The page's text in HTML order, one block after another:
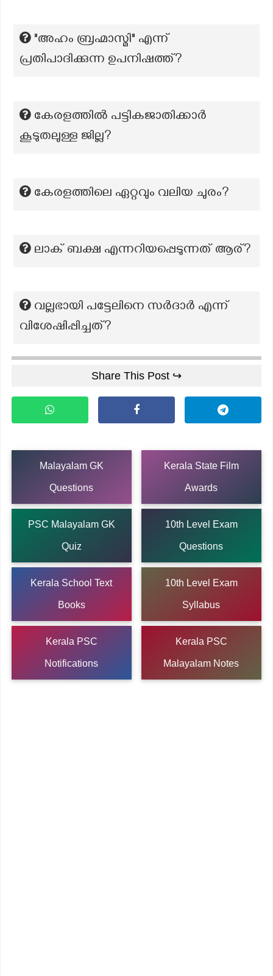
"അഹം ബ്രഹ്മാസ്മി" എന്ന്
പ്രതിപാദിക്കുന്ന ഉപനിഷത്ത്?
കേരളത്തിൽ പട്ടികജാതിക്കാർ
കൂടുതലുള്ള ജില്ല?
കേരളത്തിലെ ഏറ്റവും വലിയ ചുരം?
ലാക് ബക്ഷ എന്നറിയപ്പെടുന്നത് ആര്?
വല്ലഭായി പട്ടേലിനെ സർദാർ എന്ന്
വിശേഷിപ്പിച്ചത്?
Share This Post ↪
Malayalam GK
Questions
Kerala State Film
Awards
PSC Malayalam GK
Quiz
10th Level Exam
Questions
Kerala School Text
Books
10th Level Exam
Syllabus
Kerala PSC
Notifications
Kerala PSC
Malayalam Notes